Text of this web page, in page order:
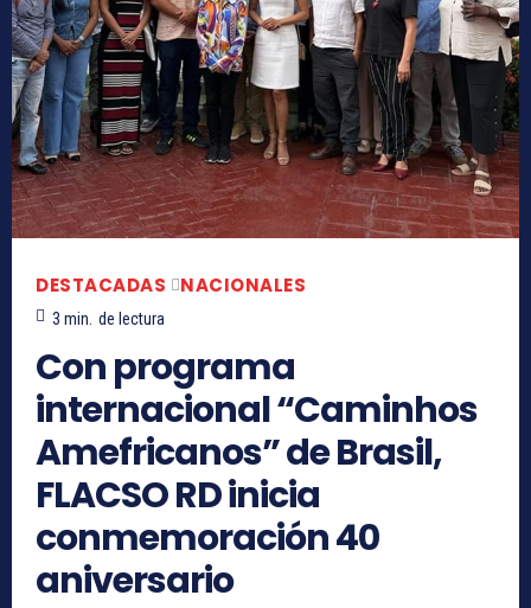
DESTACADAS NACIONALES
3 min. de lectura
Con programa
internacional “Caminhos
Amefricanos” de Brasil,
FLACSO RD inicia
conmemoración 40
aniversario